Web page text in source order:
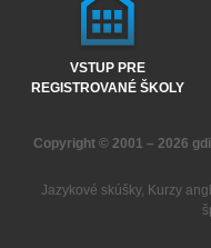
VSTUP PRE
REGISTROVANÉ ŠKOLY
Copyright © 2001 – 2026
Jazykové skúšky, Kurzy